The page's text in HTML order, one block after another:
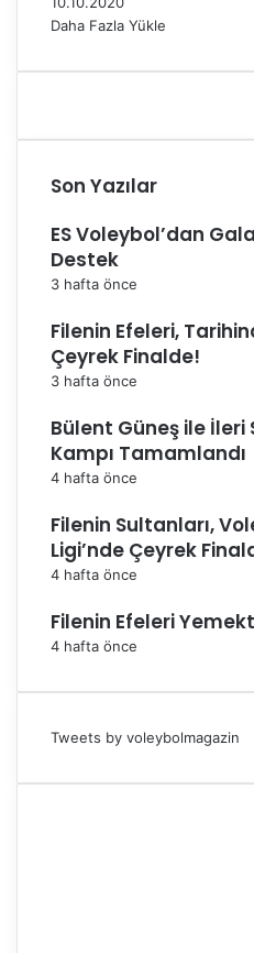
Daha Fazla Yükle
Son Yazılar
ES Voleybol’dan
Destek
3 hafta önce
Filenin Efeleri,
Çeyrek Finalde!
3 hafta önce
Bülent Güneş ile İleri
Kampı Tamamlandı
4 hafta önce
Filenin Sultanları,
Ligi’nde Çeyrek
4 hafta önce
Filenin Efeleri
4 hafta önce
Tweets by voleybolmagazin